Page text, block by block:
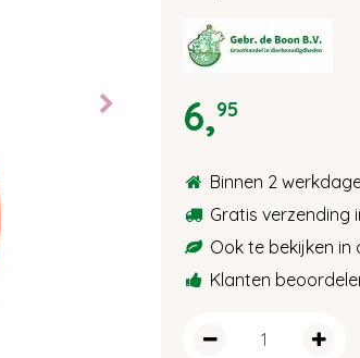
6,95
Binnen 2
Gratis verzending
Ook te bekijken in
Klanten